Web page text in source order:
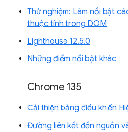
Thử nghiệm: Làm nổi bật
thuộc tính trong DOM
Lighthouse 12.5.0
Những điểm nổi bật khác
Chrome 135
Cải thiện bảng điều khiển
Đường liên kết đến nguồn